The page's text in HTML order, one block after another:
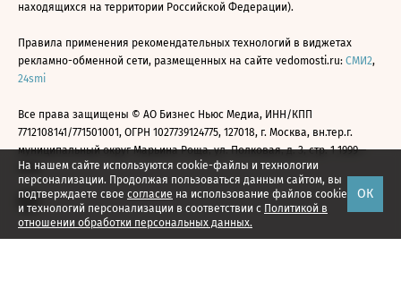
На нашем сайте используются cookie-файлы и технологии
персонализации. Продолжая пользоваться данным сайтом, вы
подтверждаете свое согласие на использование файлов cookie
и технологий персонализации в соответствии с Политикой в
отношении обработки персональных данных.
ОК
находящихся на территории Российской Федерации).
Правила применения рекомендательных технологий в виджетах
рекламно-обменной сети, размещенных на сайте vedomosti.ru: СМИ2,
24smi
Все права защищены © АО Бизнес Ньюс Медиа, ИНН/КПП
7712108141/771501001, ОГРН 1027739124775, 127018, г. Москва, вн.тер.г.
муниципальный округ Марьина Роща, ул. Полковая, д. 3, стр. 1 1999—
2026